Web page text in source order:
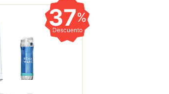
37%
Descuento